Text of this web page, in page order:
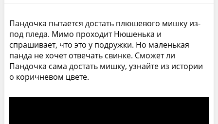
Пандочка пытается достать плюшевого мишку из-
под пледа. Мимо проходит Нюшенька и
спрашивает, что это у подружки. Но маленькая
панда не хочет отвечать свинке. Сможет ли
Пандочка сама достать мишку, узнайте из истории
о коричневом цвете.